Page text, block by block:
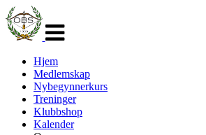
navigasjon
Hjem
Medlemskap
Nybegynnerkurs
Treninger
Klubbshop
Kalender